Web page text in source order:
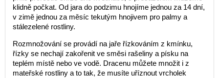
klidně počkat. Od jara do podzimu hnojíme jednou za 14 dní,
v zimě jednou za měsíc tekutým hnojivem pro palmy a
stálezelené rostliny.
Rozmnožování se provádí na jaře řízkováním z kmínku,
řízky se nechají zakořenit ve směsi rašeliny a písku na
teplém místě nebo ve vodě. Dracenu můžete množit i z
mateřské rostliny a to tak, že musíte uříznout vrcholek